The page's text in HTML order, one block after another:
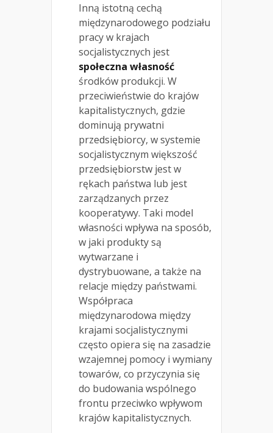
Inną istotną cechą
międzynarodowego podziału
pracy w krajach
socjalistycznych jest
społeczna własność
środków produkcji. W
przeciwieństwie do krajów
kapitalistycznych, gdzie
dominują prywatni
przedsiębiorcy, w systemie
socjalistycznym większość
przedsiębiorstw jest w
rękach państwa lub jest
zarządzanych przez
kooperatywy. Taki model
własności wpływa na sposób,
w jaki produkty są
wytwarzane i
dystrybuowane, a także na
relacje między państwami.
Współpraca
międzynarodowa między
krajami socjalistycznymi
często opiera się na zasadzie
wzajemnej pomocy i wymiany
towarów, co przyczynia się
do budowania wspólnego
frontu przeciwko wpływom
krajów kapitalistycznych.